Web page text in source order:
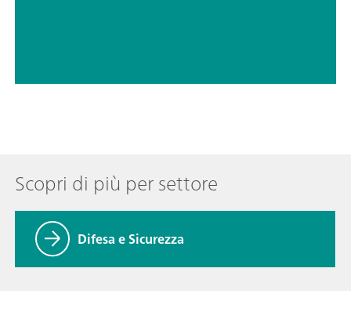
Scopri di più per settore
Difesa e Sicurezza